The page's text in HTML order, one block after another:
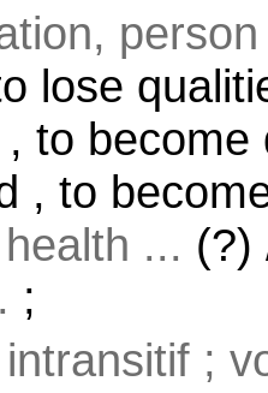
lose
to
, to
health ... (?)
;
;